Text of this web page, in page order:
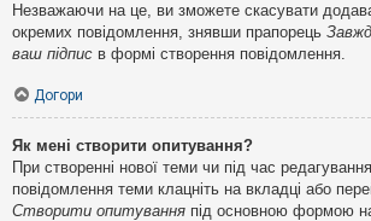
Незважаючи на це, ви зможете скасувати
окремих повідомлення, знявши прапорець
ваш підпис в формі створення повідомлення.
Догори
Як мені створити опитування?
При створенні нової теми чи під час
повідомлення теми клацніть на вкладці або
Створити опитування під основною формою